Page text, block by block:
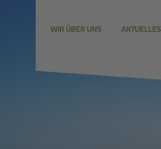
WIR ÜBER UNS AKTUELLES